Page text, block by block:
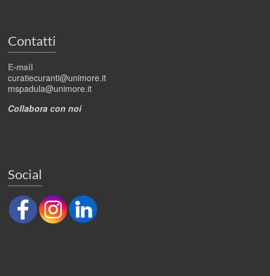
Contatti
E-mail
curatiecuranti@unimore.it
mspadula@unimore.it
Collabora con noi
Social